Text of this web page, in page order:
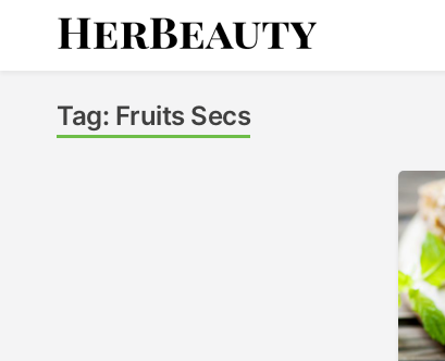
Tag: Fruits Secs